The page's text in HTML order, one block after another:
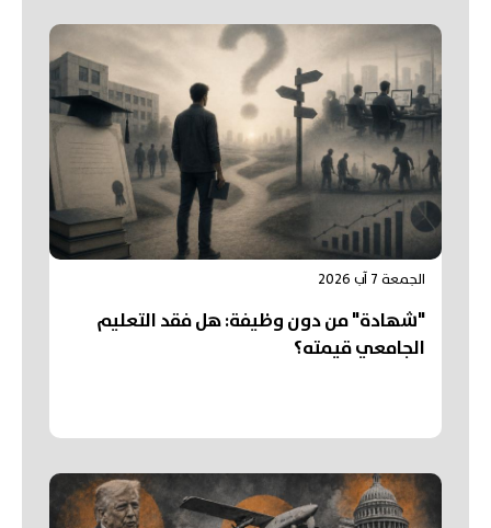
الجمعة 7 آب 2026
"شهادة" من دون وظيفة: هل فقد التعليم
الجامعي قيمته؟